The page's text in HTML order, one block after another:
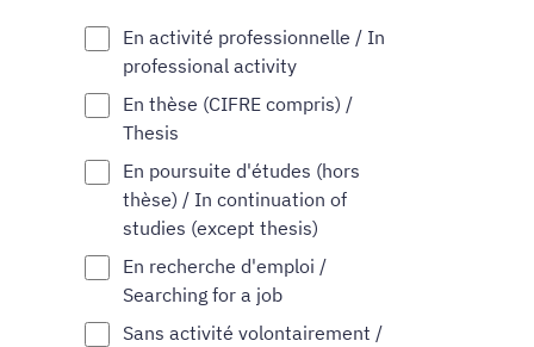
En activité professionnelle / In
professional activity
En thèse (CIFRE compris) /
Thesis
En poursuite d'études (hors
thèse) / In continuation of
studies (except thesis)
En recherche d'emploi /
Searching for a job
Sans activité volontairement /